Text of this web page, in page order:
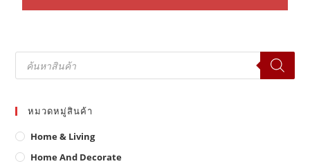
Products
search
หมวดหมู่สินค้า
Home & Living
Home And Decorate